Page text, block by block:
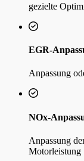
gezielte
EGR-
Anpassung
NOx-
Anpassung
Motorleistung